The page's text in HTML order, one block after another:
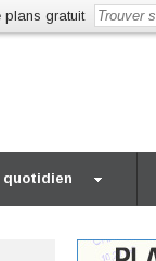
plans gratuit
quotidien